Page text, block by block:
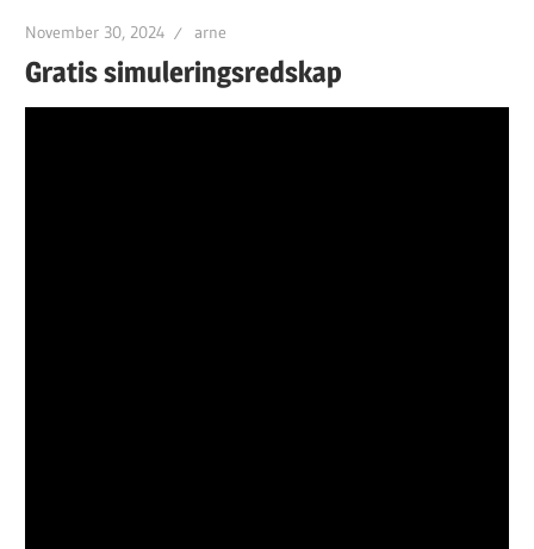
November 30, 2024 arne
Gratis simuleringsredskap